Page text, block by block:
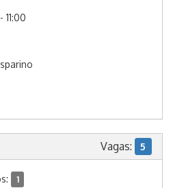
11:00
Vagas: 5
1